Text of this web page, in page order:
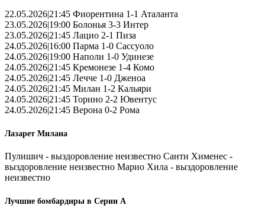
22.05.2026|21:45 Фиорентина 1-1 Аталанта
23.05.2026|19:00 Болонья 3-3 Интер
23.05.2026|21:45 Лацио 2-1 Пиза
24.05.2026|16:00 Парма 1-0 Сассуоло
24.05.2026|19:00 Наполи 1-0 Удинезе
24.05.2026|21:45 Кремонезе 1-4 Комо
24.05.2026|21:45 Лечче 1-0 Дженоа
24.05.2026|21:45 Милан 1-2 Кальяри
24.05.2026|21:45 Торино 2-2 Ювентус
24.05.2026|21:45 Верона 0-2 Рома
Лазарет Милана
Пулишич - выздоровление неизвестно Санти Хименес -
выздоровление неизвестно Марио Хила - выздоровление
неизвестно
Лучшие бомбардиры в Серии А